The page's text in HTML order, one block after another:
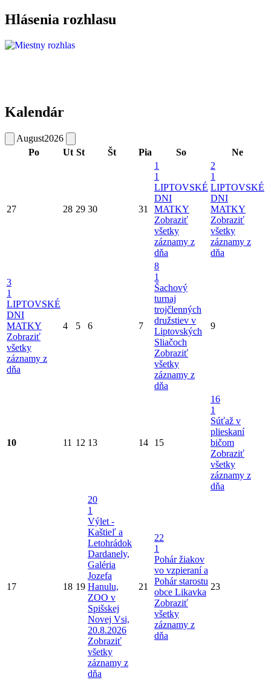
Hlásenia rozhlasu
Kalendár
August2026
Po
Ut St Št Pia So Ne
27 28 29 30 31
1
1
LIPTOVSKÉ
DNI
MATKY
Zobraziť
všetky
záznamy z
dňa
2
1
LIPTOVSKÉ
DNI
MATKY
Zobraziť
všetky
záznamy z
dňa
3
1
LIPTOVSKÉ
DNI
MATKY
Zobraziť
všetky
záznamy z
dňa
4 5 6 7
8
1
Šachový
turnaj
trojčlenných
družstiev v
Liptovských
Sliačoch
Zobraziť
všetky
záznamy z
dňa
9
10 11 12 13 14 15
16
1
Súťaž v
plieskaní
bičom
Zobraziť
všetky
záznamy z
dňa
17 18 19
20
1
Výlet -
Kaštieľ a
Letohrádok
Dardanely,
Galéria
Jozefa
Hanulu,
ZOO v
Spišskej
Novej Vsi,
20.8.2026
Zobraziť
všetky
záznamy z
dňa
21
22
1
Pohár žiakov
vo vzpieraní a
Pohár starostu
obce Likavka
Zobraziť
všetky
záznamy z
dňa
23